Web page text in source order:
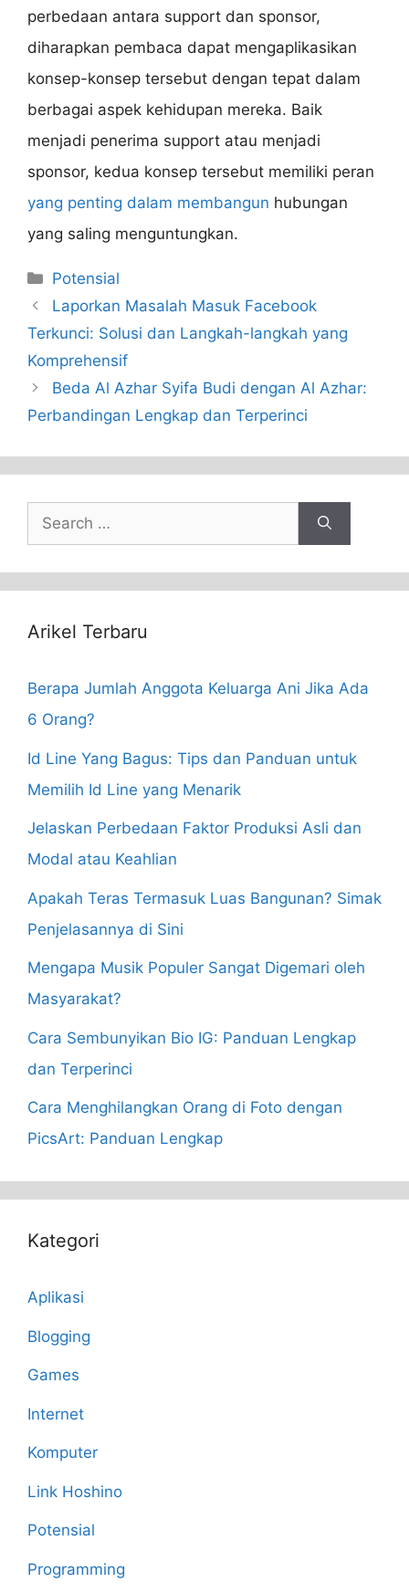
perbedaan antara support dan sponsor,
diharapkan pembaca dapat mengaplikasikan
konsep-konsep tersebut dengan tepat dalam
berbagai aspek kehidupan mereka. Baik
menjadi penerima support atau menjadi
sponsor, kedua konsep tersebut memiliki peran
yang penting dalam membangun hubungan
yang saling menguntungkan.
Categories
Potensial
Laporkan Masalah Masuk Facebook
Terkunci: Solusi dan Langkah-langkah yang
Komprehensif
Beda Al Azhar Syifa Budi dengan Al Azhar:
Perbandingan Lengkap dan Terperinci
Search
for:
Arikel Terbaru
Berapa Jumlah Anggota Keluarga Ani Jika Ada
6 Orang?
Id Line Yang Bagus: Tips dan Panduan untuk
Memilih Id Line yang Menarik
Jelaskan Perbedaan Faktor Produksi Asli dan
Modal atau Keahlian
Apakah Teras Termasuk Luas Bangunan? Simak
Penjelasannya di Sini
Mengapa Musik Populer Sangat Digemari oleh
Masyarakat?
Cara Sembunyikan Bio IG: Panduan Lengkap
dan Terperinci
Cara Menghilangkan Orang di Foto dengan
PicsArt: Panduan Lengkap
Kategori
Aplikasi
Blogging
Games
Internet
Komputer
Link Hoshino
Potensial
Programming